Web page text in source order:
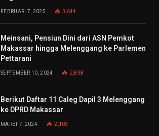
FEBRUARI 7, 2025 3,644
Meinsani, Pensiun Dini dari ASN Pemkot
Makassar hingga Melenggang ke Parlemen
Pettarani
SEPTEMBER 10, 2024 2,838
Berikut Daftar 11 Caleg Dapil 3 Melenggang
ke DPRD Makassar
MARET 7, 2024 2,103